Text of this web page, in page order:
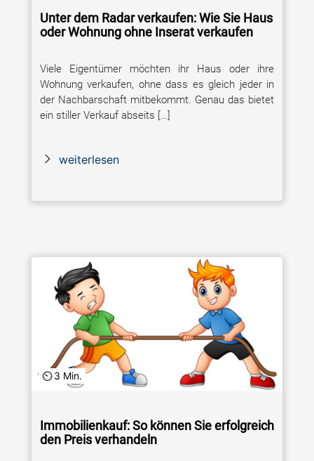
Unter dem Radar verkaufen: Wie Sie Haus
oder Wohnung ohne Inserat verkaufen
Viele Eigentümer möchten ihr Haus oder ihre
Wohnung verkaufen, ohne dass es gleich jeder in
der Nachbarschaft mitbekommt. Genau das bietet
ein stiller Verkauf abseits […]
weiterlesen
3 Min.
Immobilienkauf: So können Sie erfolgreich
den Preis verhandeln